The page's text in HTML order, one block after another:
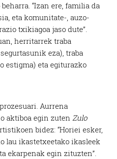
“Izan ere, familia da
eta komunitate-, auzo-
txikiagoa jaso dute”.
herritarrek traba
eza), traba
estigma) eta egiturazko
Aurrena
aktiboa egin zutenZulo
bidez: “Horiei esker,
lau ikastetxeetako ikasleek
ekarpenak egin zituzten”.